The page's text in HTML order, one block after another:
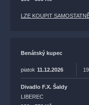
LZE KOUPIT
Benátský kupec
piatok 11.12.2026
Divadlo F.X. Šaldy
LIBEREC